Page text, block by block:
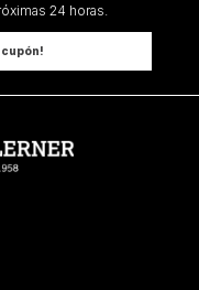
24 horas.
cupón!